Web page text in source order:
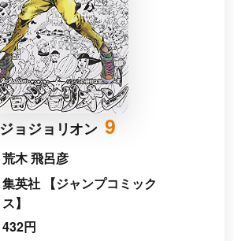
ジョジョリオン 9
荒木 飛呂彦
集英社 【ジャンプコミック
ス】
432円